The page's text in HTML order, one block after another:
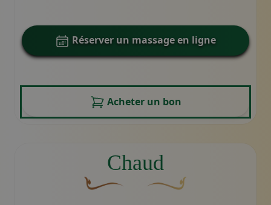
Réserver un massage en ligne
Acheter un bon
Chaud